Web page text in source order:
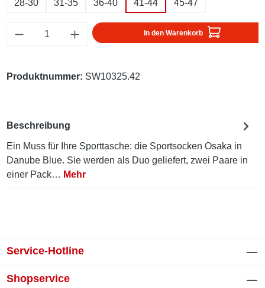
28-30 31-35 36-40 41-44 45-47
Produkt Anzahl: Gib den gewünschten
In den Warenkorb
Produktnummer: SW10325.42
Beschreibung
Ein Muss für Ihre Sporttasche: die Sportsocken Osaka in
Danube Blue. Sie werden als Duo geliefert, zwei Paare in
einer Pack… Mehr
Service-Hotline
Shopservice